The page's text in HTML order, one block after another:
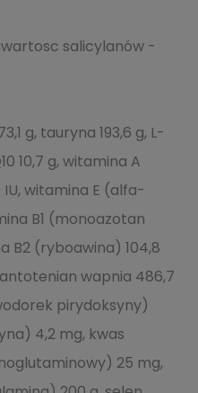
salicylanów -
g, tauryna 193,6 g, L-
10,7 g, witamina A
witamina E (alfa-
B1 (monoazotan
B2 (ryboawina) 104,8
wapnia 486,7
pirydoksyny)
4,2 mg, kwas
25 mg,